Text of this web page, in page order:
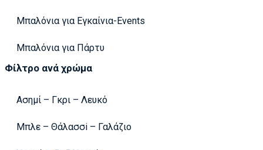
Μπαλόνια για Εγκαίνια-Events
Μπαλόνια για Πάρτυ
Φίλτρο ανά χρώμα
Ασημί – Γκρι – Λευκό
Μπλε – Θάλασσi – Γαλάζιο